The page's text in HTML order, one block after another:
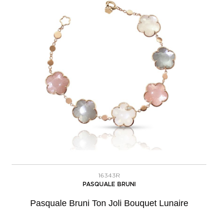
16343R
PASQUALE BRUNI
Pasquale Bruni Ton Joli Bouquet Lunaire